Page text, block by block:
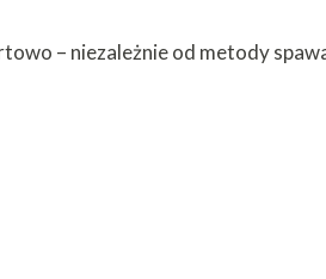
– niezależnie od metody